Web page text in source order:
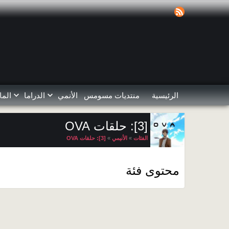
الرئيسية منتديات مسومس الأنمي الدراما
[3]: حلقات OVA
الفئات » الأنيمي » [3]: حلقات OVA
محتوى فئة